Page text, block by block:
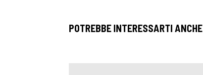
POTREBBE INTERESSARTI ANCHE